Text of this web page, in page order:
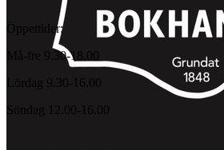
Öppettider:
Må-fre 9.30-18.00
Lördag 9.30-16.00
Söndag 12.00-16.00